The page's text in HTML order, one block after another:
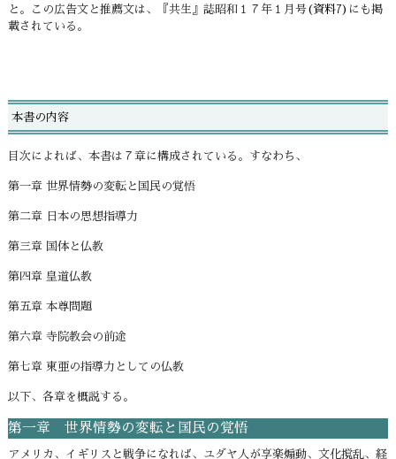
と。この広告文と推薦文は、『共生』誌昭和１７年１月号 (資料7) にも掲
載されている。
本書の内容
目次によれば、本書は７章に構成されている。すなわち、
第一章 世界情勢の変転と国民の覚悟
第二章 日本の思想指導力
第三章 国体と仏教
第四章 皇道仏教
第五章 本尊問題
第六章 寺院教会の前途
第七章 東亜の指導力としての仏教
以下、各章を概説する。
第一章 世界情勢の変転と国民の覚悟
アメリカ、イギリスと戦争になれば、ユダヤ人が享楽煽動、文化撹乱、経